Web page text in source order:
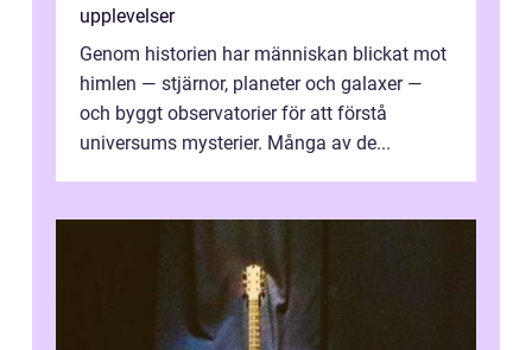
upplevelser
Genom historien har människan blickat mot
himlen — stjärnor, planeter och galaxer —
och byggt observatorier för att förstå
universums mysterier. Många av de...